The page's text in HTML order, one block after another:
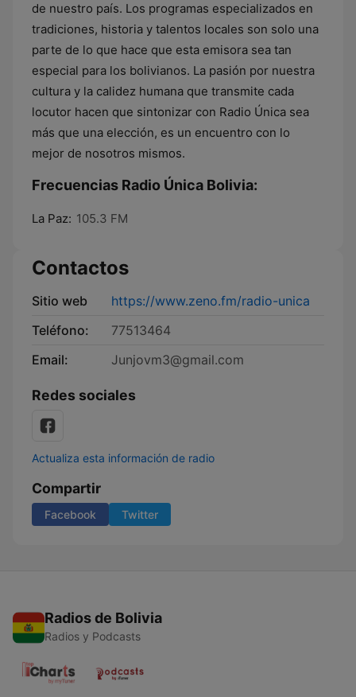
de nuestro país. Los programas especializados en
tradiciones, historia y talentos locales son solo una
parte de lo que hace que esta emisora sea tan
especial para los bolivianos. La pasión por nuestra
cultura y la calidez humana que transmite cada
locutor hacen que sintonizar con Radio Única sea
más que una elección, es un encuentro con lo
mejor de nosotros mismos.
Frecuencias Radio Única Bolivia:
La Paz: 105.3 FM
Contactos
Sitio web
https://www.zeno.fm/radio-unica
Teléfono:
77513464
Email:
Junjovm3@gmail.com
Redes sociales
Actualiza esta información de radio
Compartir
Facebook Twitter
Radios de Bolivia
Radios y Podcasts